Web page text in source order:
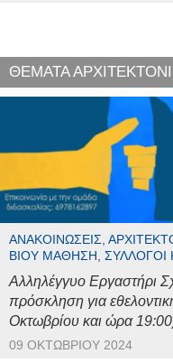
ΘΕΜΑΤΑ
ΑΝΑΚΟΙΝΏΣΕΙΣ,
ΒΊΟΥ ΜΆΘΗΣΗ, ΣΎΛΛΟΓΟΙ
Αλληλέγγυο Εργαστήρι
πρόσκληση για
Οκτωβρίου και ώρα
09 ΟΚΤΩΒΡΊΟΥ 2024